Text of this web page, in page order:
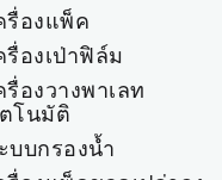
รื่องแพ็ค
รื่องเป่าฟิล์ม
รื่องวางพาเลท
โนมัติ
บบกรองน้ำ